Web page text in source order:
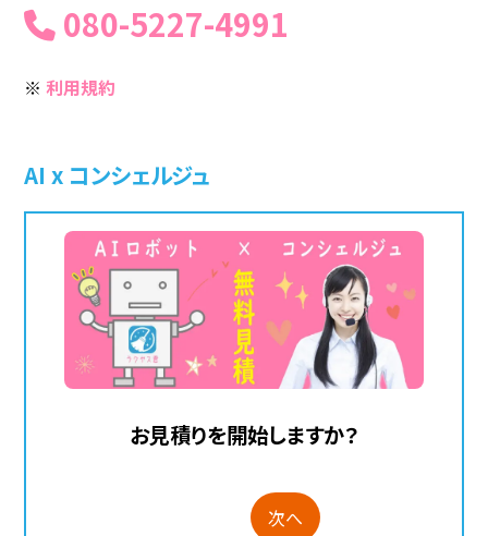
080-5227-4991
※利用規約
AI x コンシェルジュ
お見積りを開始しますか？
次へ